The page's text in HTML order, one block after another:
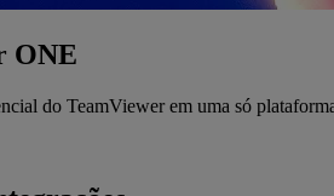
ONE
do TeamViewer em uma só